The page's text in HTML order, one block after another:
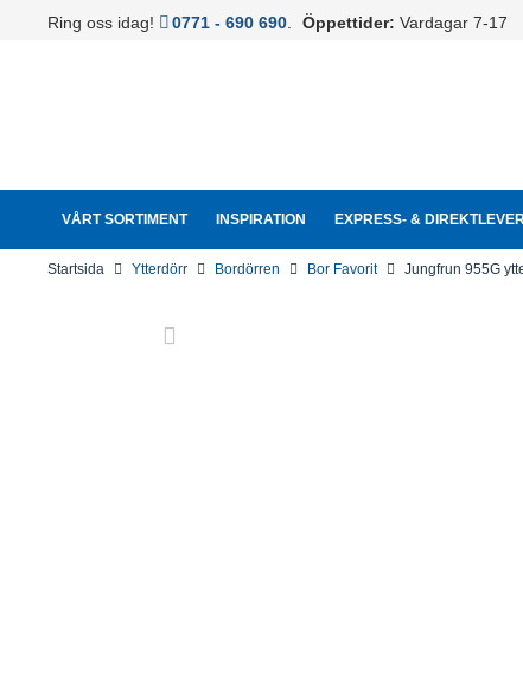
Ring oss idag! 0771 - 690 690 Öppettider: Vardagar 7-17
VÅRT SORTIMENT INSPIRATION EXPRESS- &
Startsida Ytterdörr Bordörren Bor Favorit Jungfrun 955G